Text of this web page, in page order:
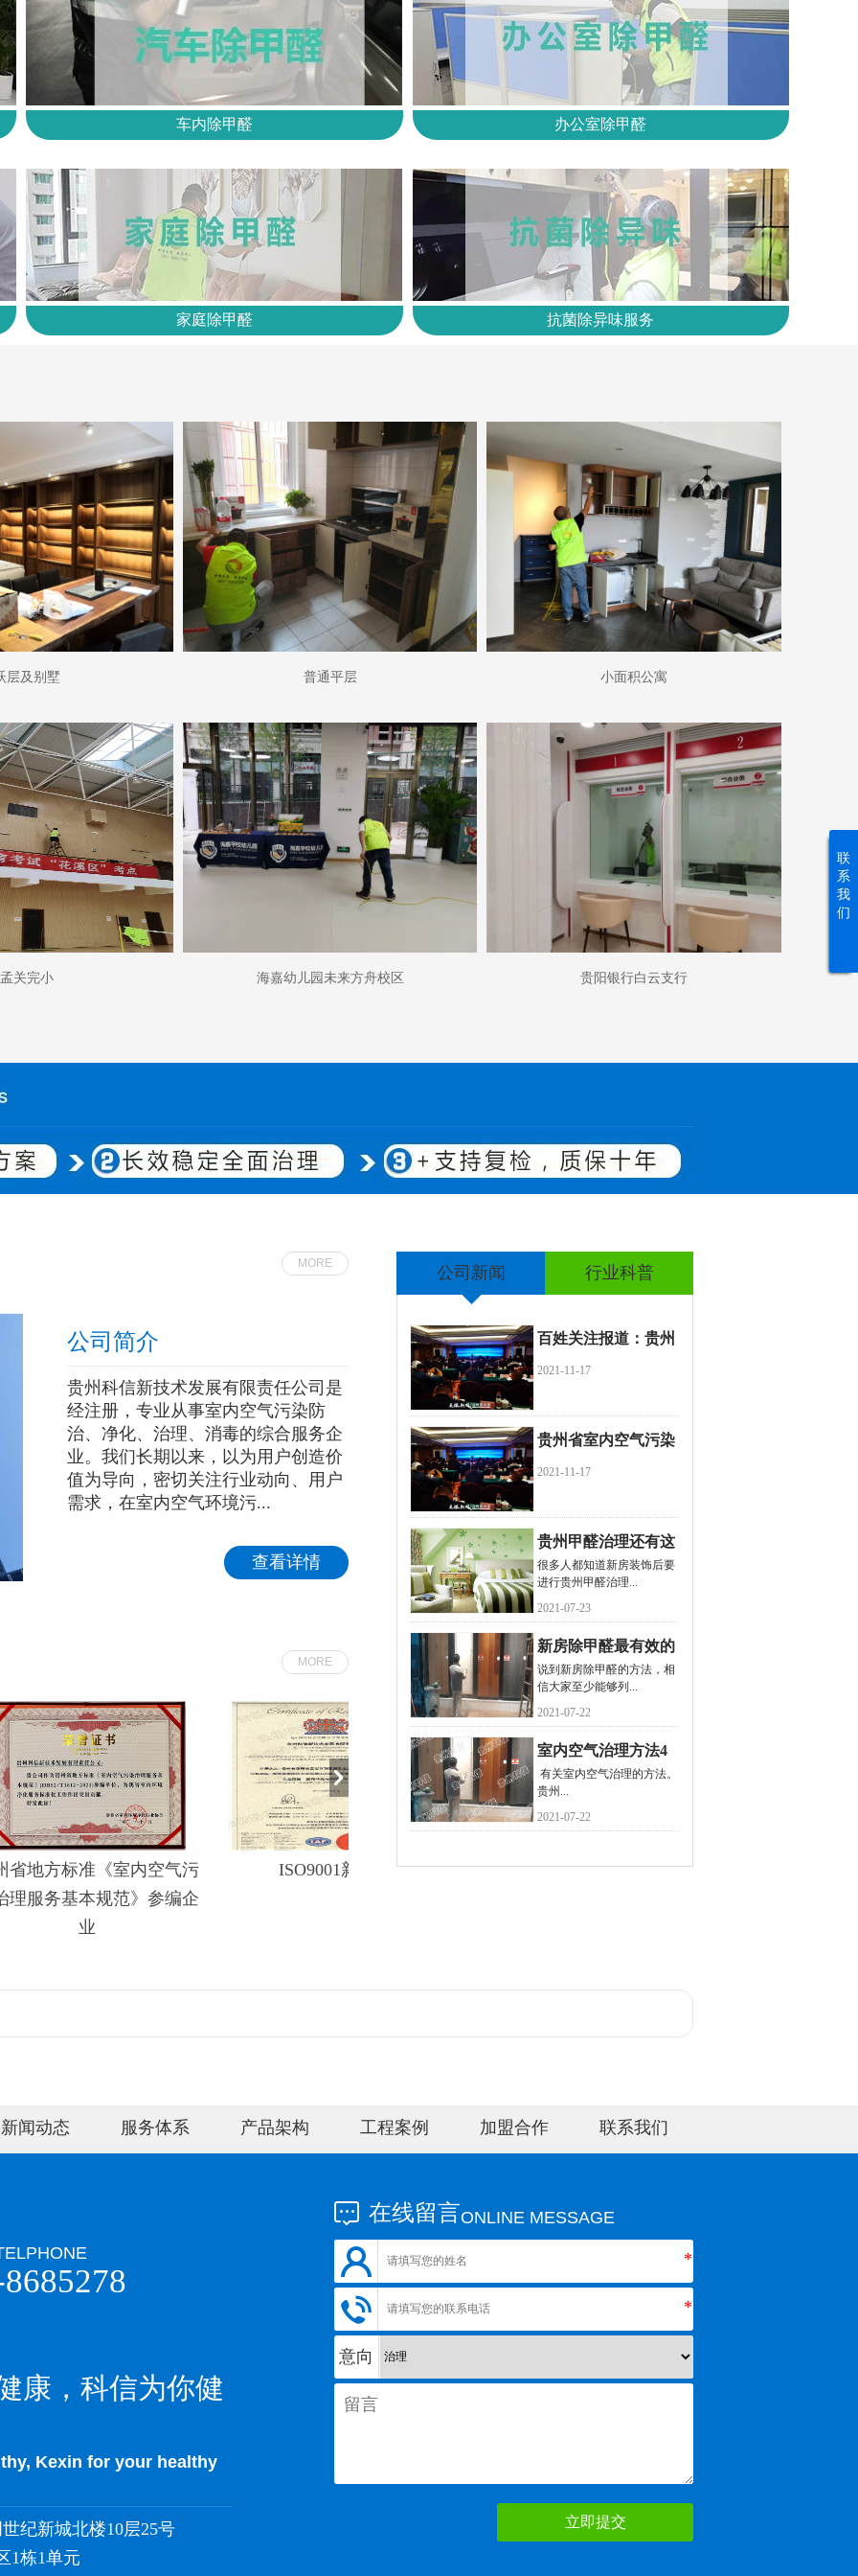
车内除甲醛 办公室除甲醛
家庭除甲醛 抗菌除异味服务
层及别墅 普通平层 小面积公寓
孟关完小 海嘉幼儿园未来方舟校区 贵阳银行白云支行
MORE
公司简介
贵州科信新技术发展有限责任公司是
经注册，专业从事室内空气污染防
治、净化、治理、消毒的综合服务企
业。我们长期以来，以为用户创造价
值为导向，密切关注行业动向、用户
需求，在室内空气环境污...
查看详情
MORE
室内空气污
范》参编企
ISO9001新证 登记证书
公司新闻 行业科普
百姓关注报道：贵州
省室内空气污染治理
2021-11-17
贵州省室内空气污染
治理服务地方标准出
2021-11-17
贵州甲醛治理还有这
些禁忌，你知道吗？
很多人都知道新房装饰后要
进行贵州甲醛治理...
2021-07-23
新房除甲醛最有效的
方法是什么？
说到新房除甲醛的方法，相
信大家至少能够列...
2021-07-22
室内空气治理方法4
个办法
有关室内空气治理的方法。
贵州...
2021-07-22
新闻动态 服务体系 产品架构 工程案例 加盟合作 联系我们
康，科信为你健
Kexin for your healthy
纪新城北楼10层25号
1栋1单元
在线留言ONLINE MESSAGE
*
*
意向
立即提交
联
系
我
们